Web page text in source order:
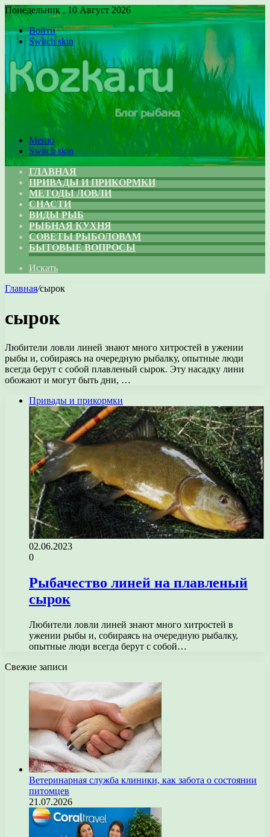
Понедельник , 10 Август 2026
Войти
Switch skin
Меню
Switch skin
ГЛАВНАЯ
ПРИВАДЫ И ПРИКОРМКИ
МЕТОДЫ ЛОВЛИ
СНАСТИ
ВИДЫ РЫБ
РЫБНАЯ КУХНЯ
СОВЕТЫ РЫБОЛОВАМ
БЫТОВЫЕ ВОПРОСЫ
Искать
Главная/сырок
сырок
Любители ловли линей знают много хитростей в ужении
рыбы и, собираясь на очередную рыбалку, опытные люди
всегда берут с собой плавленый сырок. Эту насадку лини
обожают и могут быть дни, …
Привады и прикормки
02.06.2023
0
Рыбачество линей на плавленый
сырок
Любители ловли линей знают много хитростей в
ужении рыбы и, собираясь на очередную рыбалку,
опытные люди всегда берут с собой…
Свежие записи
Ветеринарная служба клиники, как забота о состоянии
питомцев
21.07.2026